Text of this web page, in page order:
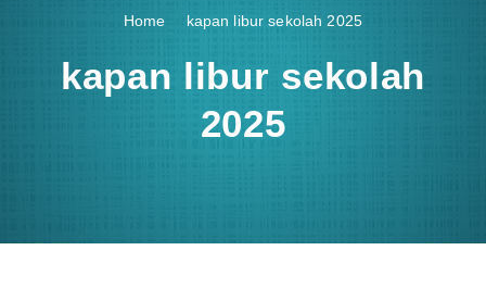
Home kapan libur sekolah 2025
kapan libur sekolah
2025